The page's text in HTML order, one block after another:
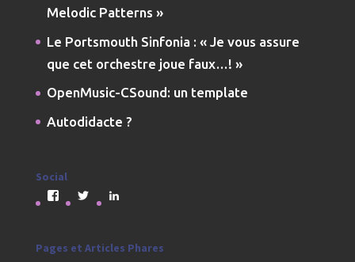
Melodic Patterns »
Le Portsmouth Sinfonia : « Je vous assure
que cet orchestre joue faux…! »
OpenMusic-CSound: un template
Autodidacte ?
Social
Voir
le
jmdarremont
Voir
le
JMDarremont
jmdarremont
Pages et Articles Phares